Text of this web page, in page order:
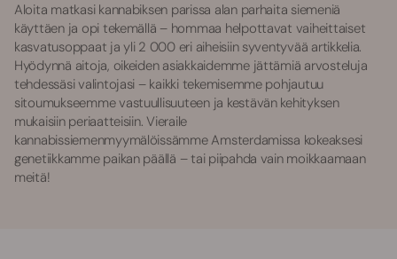
Aloita matkasi kannabiksen parissa alan parhaita siemeniä
käyttäen ja opi tekemällä – hommaa helpottavat vaiheittaiset
kasvatusoppaat ja yli 2 000 eri aiheisiin syventyvää artikkelia.
Hyödynnä aitoja, oikeiden asiakkaidemme jättämiä arvosteluja
tehdessäsi valintojasi – kaikki tekemisemme pohjautuu
sitoumukseemme vastuullisuuteen ja kestävän kehityksen
mukaisiin periaatteisiin. Vieraile
kannabissiemenmyymälöissämme Amsterdamissa kokeaksesi
genetiikkamme paikan päällä – tai piipahda vain moikkaamaan
meitä!